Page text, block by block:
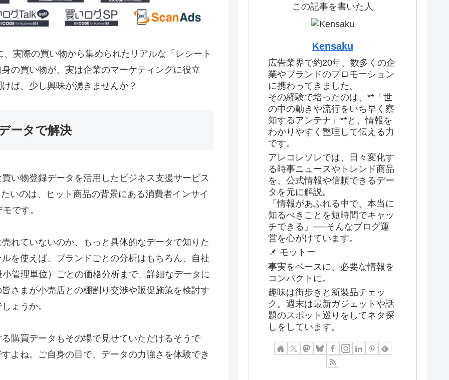
実際の買い物から集められたリアルな「レシート
の買い物が、実は企業のマーケティングに役立
ば、少し興味が湧きませんか？
ータで解決
い物登録データを活用したビジネス支援サービス
いのは、ヒット商品の背景にある消費者インサイ
です。
れていないのか、もっと具体的なデータで知りた
を使えば、ブランドごとの分析はもちろん、自社
管理単位）ごとの価格分析まで、詳細なデータに
さまが小売店との棚割り交渉や販促施策を検討す
ょうか。
購買データもその場で見せていただけるそうで
よね。ご自身の目で、データの力強さを体験でき
この記事を書いた人
Kensaku
広告業界で約20年、数多くの企
業やブランドのプロモーション
に携わってきました。
その経験で培ったのは、**「世
の中の動きや流行をいち早く察
知するアンテナ」**と、情報を
わかりやすく整理して伝える力
です。
アレコレソレでは、日々変化す
る時事ニュースやトレンド商品
を、公式情報や信頼できるデー
タを元に解説。
「情報があふれる中で、本当に
知るべきことを短時間でキャッ
チできる」──そんなブログ運
営を心がけています。
📌 モットー
事実をベースに、必要な情報を
コンパクトに。
趣味は街歩きと新製品チェッ
ク。週末は最新ガジェットや話
題のスポット巡りをしてネタ探
しをしています。